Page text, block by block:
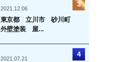
2021.12.06
東京都 立川市 砂川町
外壁塗装 屋...
2021.07.21